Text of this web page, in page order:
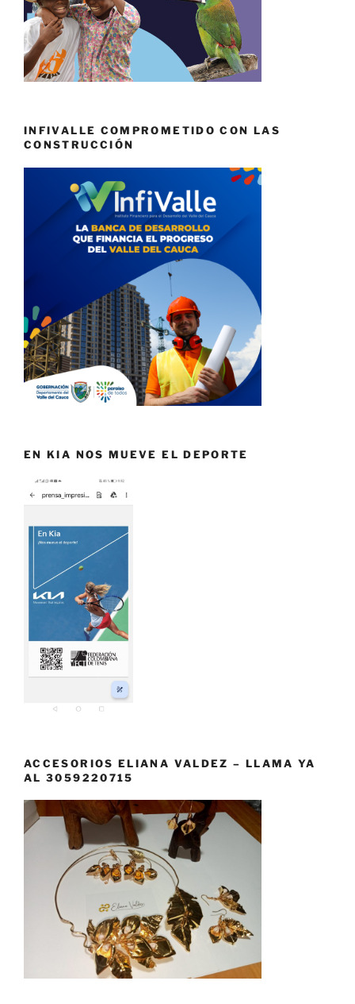
INFIVALLE COMPROMETIDO CON LAS
CONSTRUCCIÓN
EN KIA NOS MUEVE EL DEPORTE
ACCESORIOS ELIANA VALDEZ – LLAMA YA
AL 3059220715